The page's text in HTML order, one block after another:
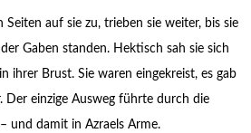
auf sie zu, trieben sie weiter, bis sie
Gaben standen. Hektisch sah sie sich
ihrer Brust. Sie waren eingekreist, es gab
Der einzige Ausweg führte durch die
und damit in Azraels Arme.